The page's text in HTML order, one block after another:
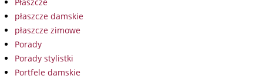
płaszcze damskie
płaszcze zimowe
Porady
Porady stylistki
Portfele damskie